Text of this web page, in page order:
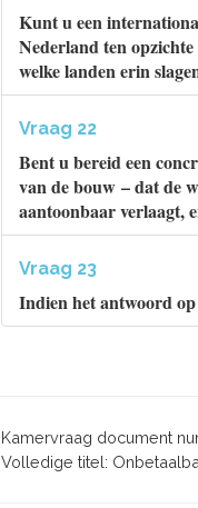
Kunt u een
Nederland ten
welke landen erin
Vraag 22
Bent u bereid een
van de bouw – dat de
aantoonbaar verlaagt,
Vraag 23
Indien het antwoord
Kamervraag document
Volledige titel: